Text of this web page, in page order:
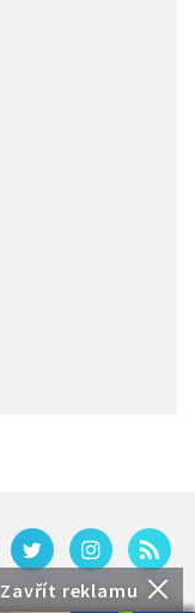
Zavřít reklamu